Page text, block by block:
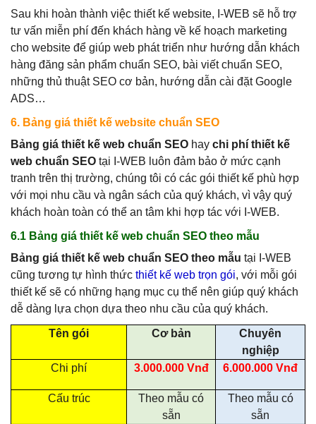
Sau khi hoàn thành việc thiết kế website, I-WEB sẽ hỗ trợ
tư vấn miễn phí đến khách hàng về kế hoạch marketing
cho website để giúp web phát triển như hướng dẫn khách
hàng đăng sản phẩm chuẩn SEO, bài viết chuẩn SEO,
những thủ thuật SEO cơ bản, hướng dẫn cài đặt Google
ADS…
6. Bảng giá thiết kế website chuẩn SEO
Bảng giá thiết kế web chuẩn SEO hay chi phí thiết kế
web chuẩn SEO tại I-WEB luôn đảm bảo ở mức cạnh
tranh trên thị trường, chúng tôi có các gói thiết kế phù hợp
với mọi nhu cầu và ngân sách của quý khách, vì vậy quý
khách hoàn toàn có thể an tâm khi hợp tác với I-WEB.
6.1 Bảng giá thiết kế web chuẩn SEO theo mẫu
Bảng giá thiết kế web chuẩn SEO theo mẫu tại I-WEB
cũng tương tự hình thức thiết kế web trọn gói, với mỗi gói
thiết kế sẽ có những hạng mục cụ thể nên giúp quý khách
dễ dàng lựa chọn dựa theo nhu cầu của quý khách.
Tên gói Cơ bản
Chuyên
nghiệp
Chi phí
3.000.000 Vnđ 6.000.000 Vnđ
Cấu trúc
Theo mẫu có
sẵn
Theo mẫu có
sẵn